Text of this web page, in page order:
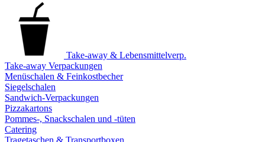
Take-away & Lebensmittelverp.
Take-away Verpackungen
Menüschalen & Feinkostbecher
Siegelschalen
Sandwich-Verpackungen
Pizzakartons
Pommes-, Snackschalen und -tüten
Catering